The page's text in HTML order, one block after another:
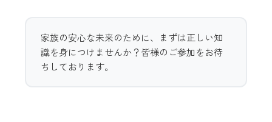
家族の安心な未来のために、まずは正しい知
識を身につけませんか？皆様のご参加をお待
ちしております。